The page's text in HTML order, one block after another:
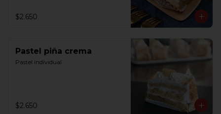
$2.650
Pastel piña crema
Pastel individual
$2.650